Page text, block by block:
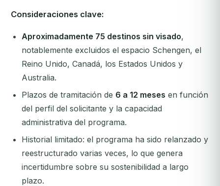
Consideraciones clave:
Aproximadamente 75 destinos sin visado,
notablemente excluidos el espacio Schengen, el
Reino Unido, Canadá, los Estados Unidos y
Australia.
Plazos de tramitación de 6 a 12 meses en función
del perfil del solicitante y la capacidad
administrativa del programa.
Historial limitado: el programa ha sido relanzado y
reestructurado varias veces, lo que genera
incertidumbre sobre su sostenibilidad a largo
plazo.